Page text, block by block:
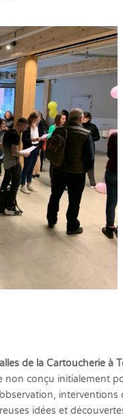
de la Cartoucherie à
conçu initialement
interventions
idées et